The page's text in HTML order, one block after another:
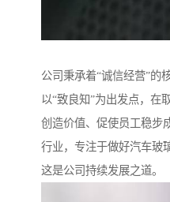
公司秉承着“诚信经营”的
以“致良知”为出发点，在
创造价值、促使员工稳步
行业，专注于做好汽车玻
这是公司持续发展之道。